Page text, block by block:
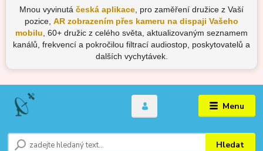
Mnou vyvinutá česká aplikace , pro zaměření družice z Vaší
pozice, AR zobrazením přes kameru na dispaji Vašeho
mobilu , 60+ družic z celého světa, aktualizovaným seznamem
kanálů, frekvencí a pokročilou filtrací audiostop, poskytovatelů a
dalších vychytávek.
Menu
Hledat